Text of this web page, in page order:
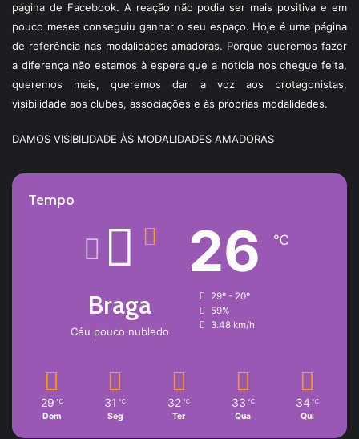
página de Facebook. A reação não podia ser mais positiva e em
pouco meses conseguiu ganhar o seu espaço. Hoje é uma página
de referência nas modalidades amadoras. Porque queremos fazer
a diferença não estamos à espera que a notícia nos chegue feita,
queremos mais, queremos dar a voz aos protagonistas,
visibilidade aos clubes, associações e às próprias modalidades.
DAMOS VISIBILIDADE ÀS MODALIDADES AMADORAS
Tempo
Braga
Céu pouco nubledo
26 ℃
29º - 20º
59%
3.48 km/h
29 ℃
Dom
31 ℃
Seg
32 ℃
Ter
33 ℃
Qua
34 ℃
Qui